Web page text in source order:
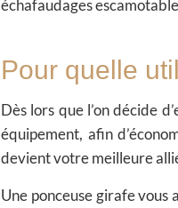
échafaudages
Pour quelle
Dès lors que l’on décide
équipement, afin
devient votre meilleure
Une ponceuse girafe